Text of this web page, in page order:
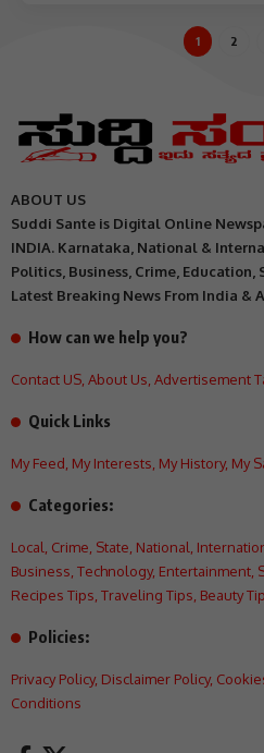
1 2
ABOUT US
Suddi Sante is Digital Online
INDIA. Karnataka, National &
Politics, Business, Crime, Education,
Latest Breaking News From India &
How can we help you?
Contact US, About Us, Advertisement
Quick Links
My Feed, My Interests, My History, My
Categories:
Local, Crime, State, National,
Business, Technology, Entertainment,
Recipes Tips, Traveling Tips, Beauty
Policies:
Privacy Policy, Disclaimer Policy,
Conditions